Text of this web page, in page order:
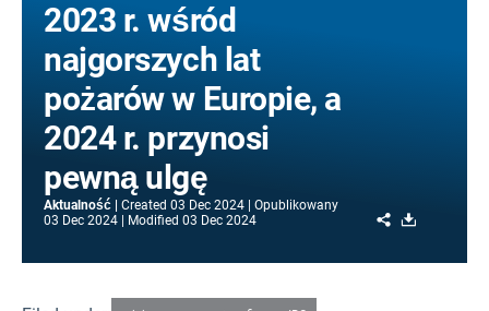
2023 r. wśród
najgorszych lat
pożarów w Europie, a
2024 r. przynosi
pewną ulgę
Aktualność Created 03 Dec 2024
Opublikowany
03 Dec 2024
Modified 03 Dec 2024 Share